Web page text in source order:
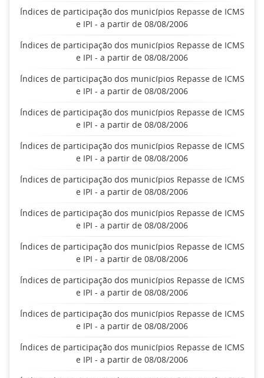
Índices de participação dos municípios Repasse de ICMS
e IPI - a partir de 08/08/2006
Índices de participação dos municípios Repasse de ICMS
e IPI - a partir de 08/08/2006
Índices de participação dos municípios Repasse de ICMS
e IPI - a partir de 08/08/2006
Índices de participação dos municípios Repasse de ICMS
e IPI - a partir de 08/08/2006
Índices de participação dos municípios Repasse de ICMS
e IPI - a partir de 08/08/2006
Índices de participação dos municípios Repasse de ICMS
e IPI - a partir de 08/08/2006
Índices de participação dos municípios Repasse de ICMS
e IPI - a partir de 08/08/2006
Índices de participação dos municípios Repasse de ICMS
e IPI - a partir de 08/08/2006
Índices de participação dos municípios Repasse de ICMS
e IPI - a partir de 08/08/2006
Índices de participação dos municípios Repasse de ICMS
e IPI - a partir de 08/08/2006
Índices de participação dos municípios Repasse de ICMS
e IPI - a partir de 08/08/2006